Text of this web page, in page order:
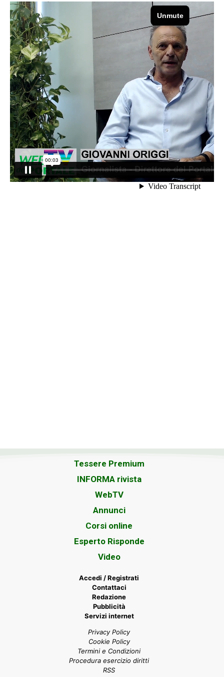
Tessere Premium
INFORMA rivista
WebTV
Annunci
Corsi online
Esperto Risponde
Video
Accedi / Registrati
Contattaci
Redazione
Pubblicità
Servizi internet
Privacy Policy
Cookie Policy
Termini e Condizioni
Procedura esercizio diritti
RSS